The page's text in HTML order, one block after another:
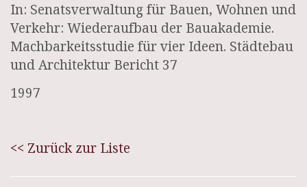
In: Senatsverwaltung für Bauen, Wohnen und
Verkehr: Wiederaufbau der Bauakademie.
Machbarkeitsstudie für vier Ideen. Städtebau
und Architektur Bericht 37
1997
<< Zurück zur Liste